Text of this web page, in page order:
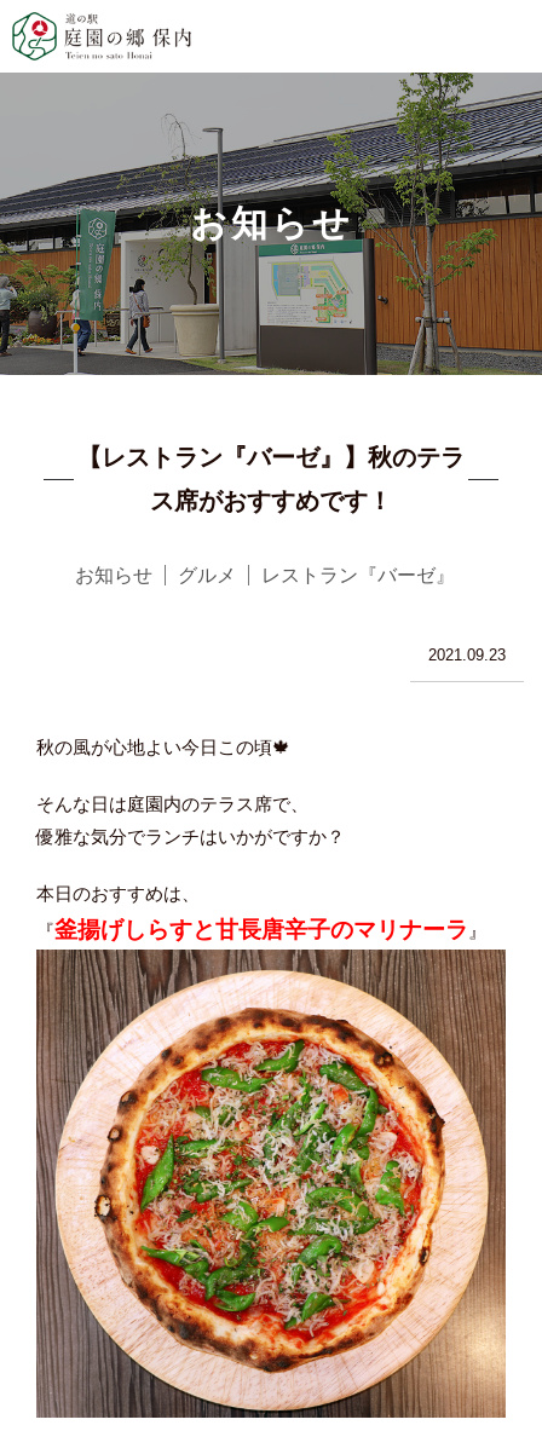
お知らせ
【レストラン『バーゼ』】秋のテラ
ス席がおすすめです！
お知らせ グルメ レストラン『バーゼ』
2021.09.23
秋の風が心地よい今日この頃🍁
そんな日は庭園内のテラス席で、
優雅な気分でランチはいかがですか？
本日のおすすめは、
『釜揚げしらすと甘長唐辛子のマリナーラ 』